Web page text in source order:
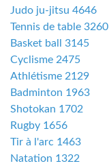
Judo ju-jitsu 4646
Tennis de table 3260
Basket ball 3145
Cyclisme 2475
Athlétisme 2129
Badminton 1963
Shotokan 1702
Rugby 1656
Tir à l'arc 1463
Natation 1322